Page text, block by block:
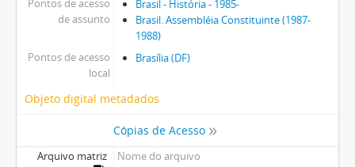
Pontos de acesso
de assunto
Brasil - História - 1985-
Brasil. Assembléia Constituinte (1987-
1988)
Pontos de acesso
local
Brasília (DF)
Objeto digital metadados
Cópias de Acesso
Arquivo matriz
Nome do arquivo